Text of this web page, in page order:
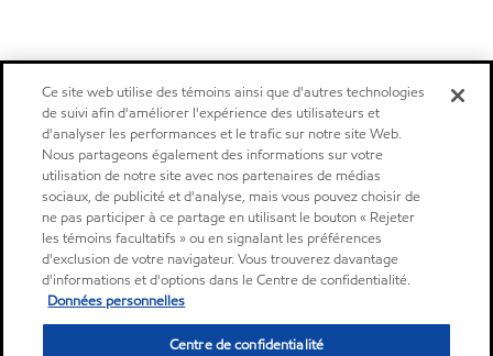
Ce site web utilise des témoins ainsi que d'autres technologies
de suivi afin d'améliorer l'expérience des utilisateurs et
d'analyser les performances et le trafic sur notre site Web.
Nous partageons également des informations sur votre
utilisation de notre site avec nos partenaires de médias
sociaux, de publicité et d'analyse, mais vous pouvez choisir de
ne pas participer à ce partage en utilisant le bouton « Rejeter
les témoins facultatifs » ou en signalant les préférences
d'exclusion de votre navigateur. Vous trouverez davantage
d'informations et d'options dans le Centre de confidentialité.
Données personnelles
Centre de confidentialité